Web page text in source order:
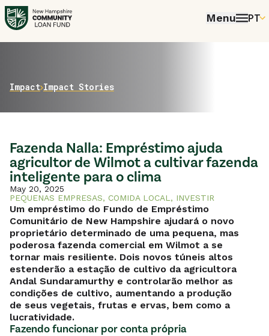
Menu PT
Home
Impact Impact Stories
Fazenda Nalla: Empréstimo ajuda
agricultor de Wilmot a cultivar fazenda
inteligente para o clima
May 20, 2025
PEQUENAS EMPRESAS, COMIDA LOCAL , INVESTIR
Um empréstimo do Fundo de Empréstimo
Comunitário de New Hampshire ajudará o novo
proprietário determinado de uma pequena, mas
poderosa fazenda comercial em Wilmot a se
tornar mais resiliente. Dois novos túneis altos
estenderão a estação de cultivo da agricultora
Andal Sundaramurthy e controlarão melhor as
condições de cultivo, aumentando a produção
de seus vegetais, frutas e ervas, bem como a
lucratividade.
Fazendo funcionar por conta própria